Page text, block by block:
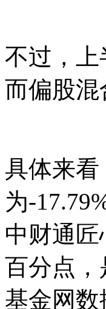
不过，上
而偏股混
具体来
为-
中财通
百分点
基金网